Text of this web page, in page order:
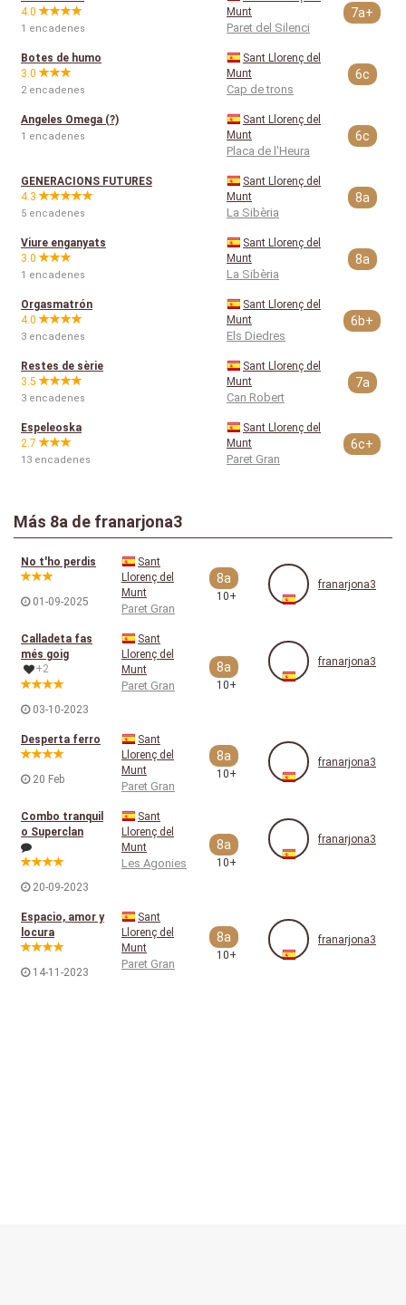
4.0
1 encadenes
Munt
Paret del Silenci
7a+
Botes de humo
3.0
2 encadenes
Sant Llorenç del
Munt
Cap de trons
6c
Angeles Omega (?)
1 encadenes
Sant Llorenç del
Munt
Placa de l'Heura
6c
GENERACIONS FUTURES
4.3
5 encadenes
Sant Llorenç del
Munt
La Sibèria
8a
Viure enganyats
3.0
1 encadenes
Sant Llorenç del
Munt
La Sibèria
8a
Orgasmatrón
4.0
3 encadenes
Sant Llorenç del
Munt
Els Diedres
6b+
Restes de sèrie
3.5
3 encadenes
Sant Llorenç del
Munt
Can Robert
7a
Espeleoska
2.7
13 encadenes
Sant Llorenç del
Munt
Paret Gran
6c+
Más 8a de franarjona3
No t'ho perdis
01-09-2025
Sant
Llorenç del
Munt
Paret Gran
8a
10+
franarjona3
Calladeta fas
més goig
+2
03-10-2023
Sant
Llorenç del
Munt
Paret Gran
8a
10+
franarjona3
Desperta ferro
20 Feb
Sant
Llorenç del
Munt
Paret Gran
8a
10+
franarjona3
Combo tranquil
o Superclan
20-09-2023
Sant
Llorenç del
Munt
Les Agonies
8a
10+
franarjona3
Espacio, amor y
locura
14-11-2023
Sant
Llorenç del
Munt
Paret Gran
8a
10+
franarjona3